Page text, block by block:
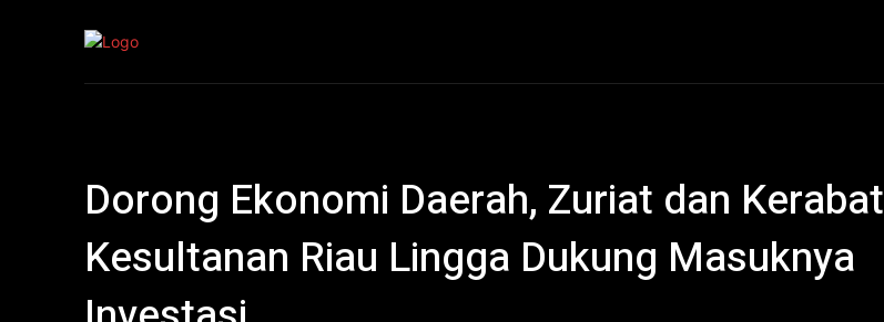
Dorong Ekonomi Daerah, Zuriat dan Kerabat
Kesultanan Riau Lingga Dukung Masuknya